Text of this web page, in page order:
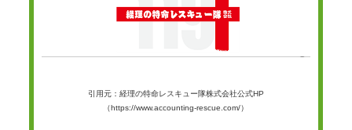
引用元：経理の特命レスキュー隊株式会社公式HP
（https://www.accounting-rescue.com/）